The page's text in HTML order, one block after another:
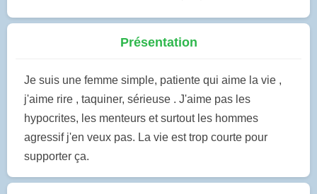
Présentation
Je suis une femme simple, patiente qui aime la vie ,
j'aime rire , taquiner, sérieuse . J'aime pas les
hypocrites, les menteurs et surtout les hommes
agressif j'en veux pas. La vie est trop courte pour
supporter ça.